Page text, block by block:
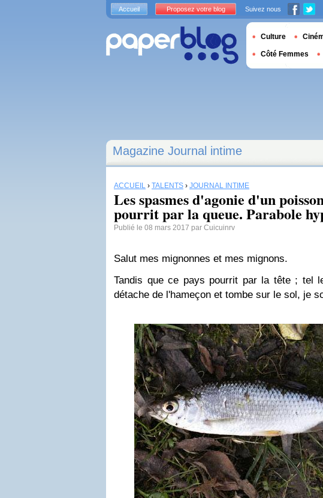
Magazine Journal intime
ACCUEIL › TALENTS › JOURNAL INTIME
Les spasmes d'agonie d'un
pourrit par la queue. Parabole
Publié le 08 mars 2017 par Cuicuinrv
Salut mes mignonnes et mes mignons.
Tandis que ce pays pourrit par la tête ; tel
détache de l'hameçon et tombe sur le sol, je
Accueil Proposez votre blog Suivez nous
Culture
Côté Femmes